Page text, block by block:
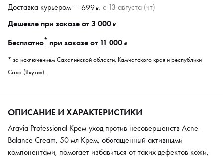
Доставка курьером — 699₽, c 13 августа (чт)
Дешевле при заказе от 3 000 ₽
Бесплатно* при заказе от 11 000 ₽
* за исключением Сахалинской области, Камчатского края и республики
Саха (Якутия).
ОПИСАНИЕ И ХАРАКТЕРИСТИКИ
Aravia Professional Крем-уход против несовершенств Acne-
Balance Cream, 50 мл Крем, обогащенный активными
компонентами, помогает избавиться от таких дефектов кожи,